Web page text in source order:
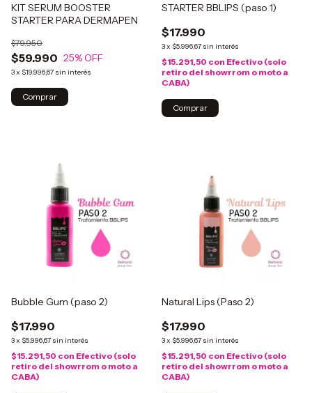
KIT SERUM BOOSTER
STARTER PARA DERMAPEN
$59.990
$79.950
25% OFF
3x $19.996,67 sin interés
STARTER BBLIPS (paso 1)
$17.990
3x $5.996,67 sin interés
$15.291,50 con Efectivo (solo
retiro del showrrom o moto a
CABA)
Bubble Gum (paso 2)
$17.990
3x $5.996,67 sin interés
$15.291,50 con Efectivo (solo
retiro del showrrom o moto a
CABA)
Natural Lips (Paso 2)
$17.990
3x $5.996,67 sin interés
$15.291,50 con Efectivo (solo
retiro del showrrom o moto a
CABA)